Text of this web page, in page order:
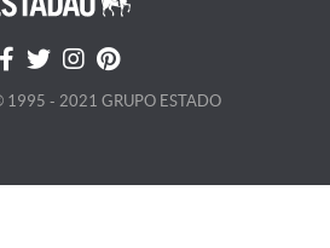
1995 - 2021 GRUPO ESTADO